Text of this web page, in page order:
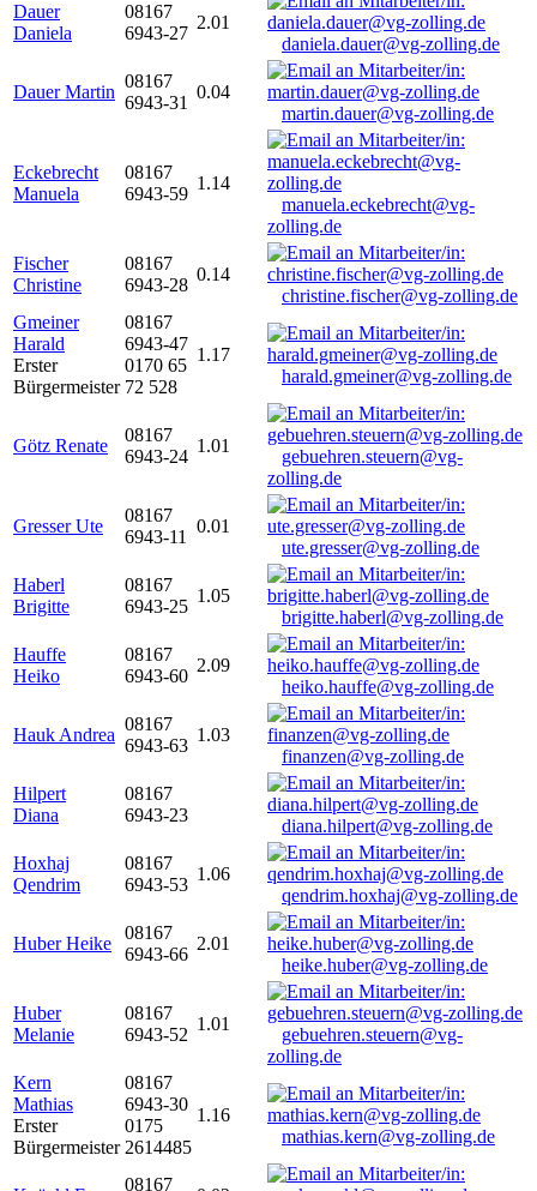
Dauer
Daniela
08167
6943-27
2.01
daniela.dauer@vg-zolling.de
Dauer Martin
08167
6943-31
0.04
martin.dauer@vg-zolling.de
Eckebrecht
Manuela
08167
6943-59
1.14
manuela.eckebrecht@vg-
zolling.de
Fischer
Christine
08167
6943-28
0.14
christine.fischer@vg-zolling.de
Gmeiner
Harald
Erster
Bürgermeister
08167
6943-47
0170 65
72 528
1.17
harald.gmeiner@vg-zolling.de
Götz Renate
08167
6943-24
1.01
gebuehren.steuern@vg-
zolling.de
Gresser Ute
08167
6943-11
0.01
ute.gresser@vg-zolling.de
Haberl
Brigitte
08167
6943-25
1.05
brigitte.haberl@vg-zolling.de
Hauffe
Heiko
08167
6943-60
2.09
heiko.hauffe@vg-zolling.de
Hauk Andrea
08167
6943-63
1.03
finanzen@vg-zolling.de
Hilpert
Diana
08167
6943-23
diana.hilpert@vg-zolling.de
Hoxhaj
Qendrim
08167
6943-53
1.06
qendrim.hoxhaj@vg-zolling.de
Huber Heike
08167
6943-66
2.01
heike.huber@vg-zolling.de
Huber
Melanie
08167
6943-52
1.01
gebuehren.steuern@vg-
zolling.de
Kern
Mathias
Erster
Bürgermeister
08167
6943-30
0175
2614485
1.16
mathias.kern@vg-zolling.de
08167